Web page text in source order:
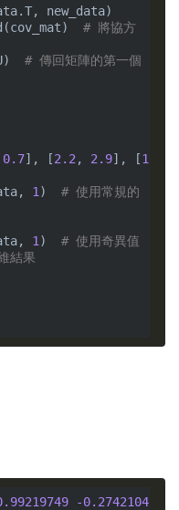
new_data)
# 將協方
# 傳回矩陣的第一個
0.7], [2.2 , 2.9], [1.9
1 ) # 使用常規的
1 ) # 使用奇異值
結果
-0.27421042